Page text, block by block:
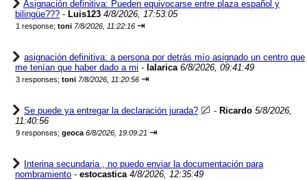
Asignación definitiva: Pueden equivocarse entre plaza español y
bilingüe??? - Luis123 4/8/2026, 17:53:05
1 response; toni 7/8/2026, 11:22:16 ⇥
asignación definitiva: a persona por detrás mío asignado un centro que
me tenían que haber dado a mi - lalarica 6/8/2026, 09:41:49
3 responses; toni 7/8/2026, 11:20:56 ⇥
Se puede ya entregar la declaración jurada? - Ricardo 5/8/2026,
11:40:56
9 responses; geoca 6/8/2026, 19:09:21 ⇥
Interina secundaria , no puedo enviar la documentación para
nombramiento - estocastica 4/8/2026, 12:35:49